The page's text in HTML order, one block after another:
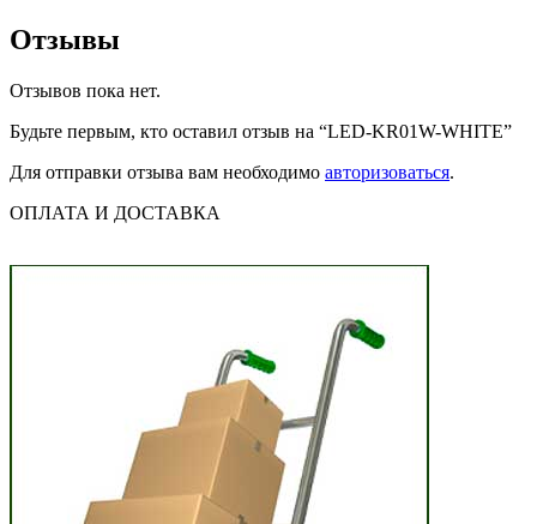
Отзывы
Отзывов пока нет.
Будьте первым, кто оставил отзыв на “LED-KR01W-WHITE”
Для отправки отзыва вам необходимо авторизоваться.
ОПЛАТА И ДОСТАВКА